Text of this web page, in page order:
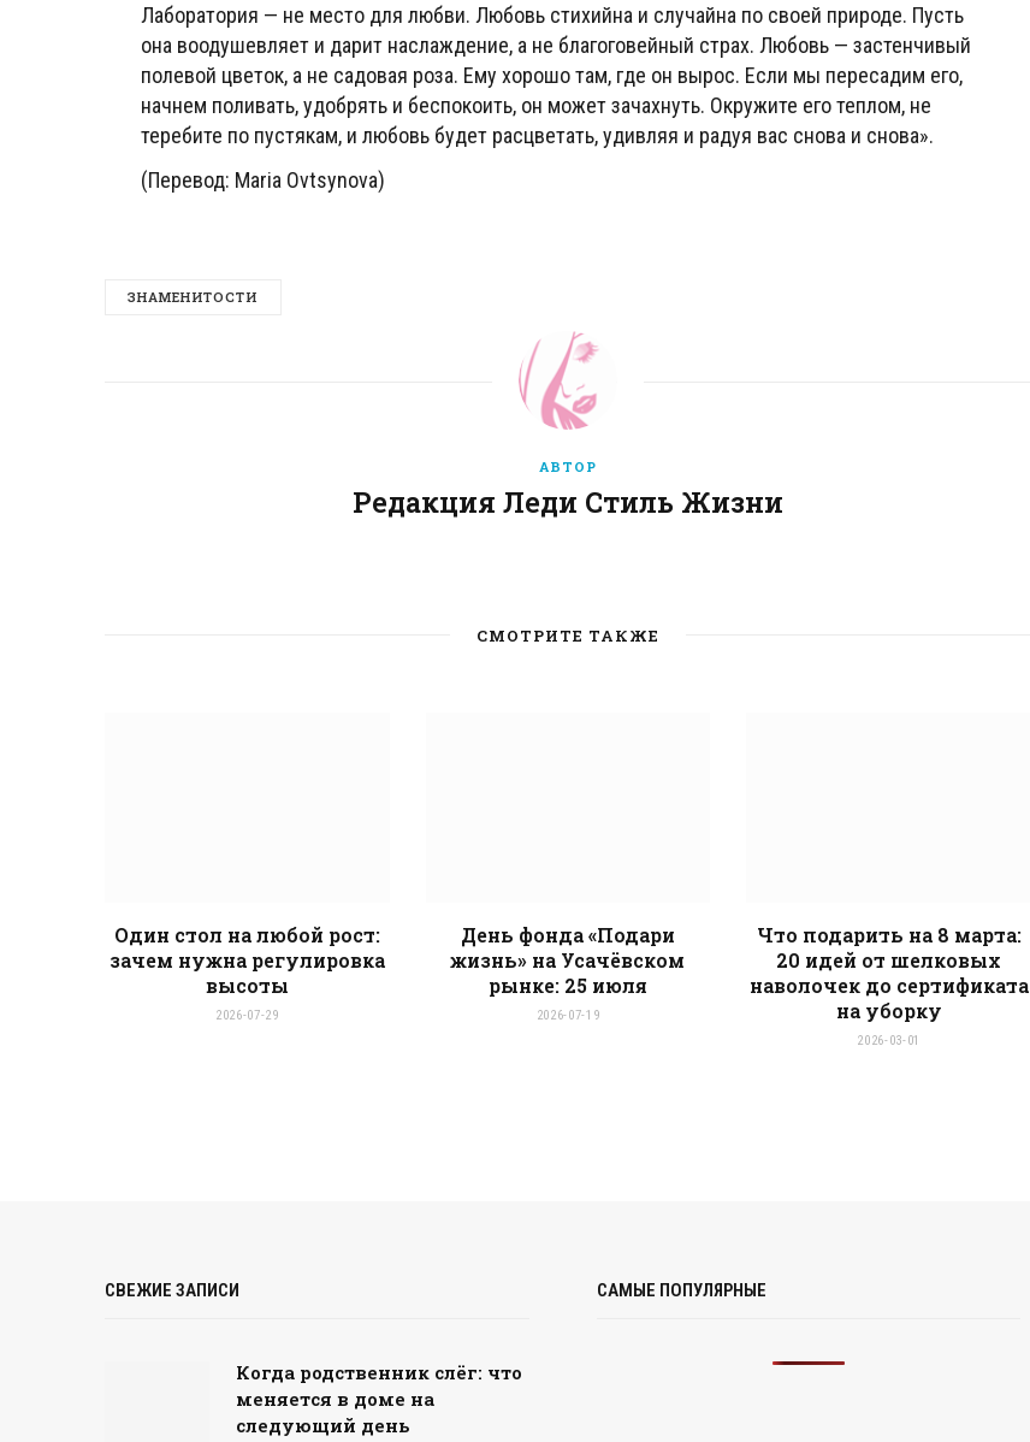
Лаборатория — не место для любви. Любовь стихийна и случайна по своей природе. Пусть
она воодушевляет и дарит наслаждение, а не благоговейный страх. Любовь — застенчивый
полевой цветок, а не садовая роза. Ему хорошо там, где он вырос. Если мы пересадим его,
начнем поливать, удобрять и беспокоить, он может зачахнуть. Окружите его теплом, не
теребите по пустякам, и любовь будет расцветать, удивляя и радуя вас снова и снова».
(Перевод: Maria Ovtsynova)
ЗНАМЕНИТОСТИ
АВТОР
Редакция Леди Стиль Жизни
b
СМОТРИТЕ ТАКЖЕ
Один стол на любой рост:
зачем нужна регулировка
высоты
2026-07-29
День фонда «Подари
жизнь» на Усачёвском
рынке: 25 июля
2026-07-19
Что подарить на 8 марта:
20 идей от шелковых
наволочек до сертификата
на уборку
2026-03-01
СВЕЖИЕ ЗАПИСИ
Когда родственник слёг: что
меняется в доме на
следующий день
САМЫЕ ПОПУЛЯРНЫЕ